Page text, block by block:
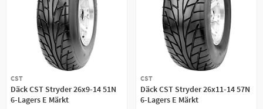
CST
Däck CST Stryder 26x9-14 51N
6-Lagers E Märkt
CST
Däck CST Stryder 26x11-14 57N
6-Lagers E Märkt